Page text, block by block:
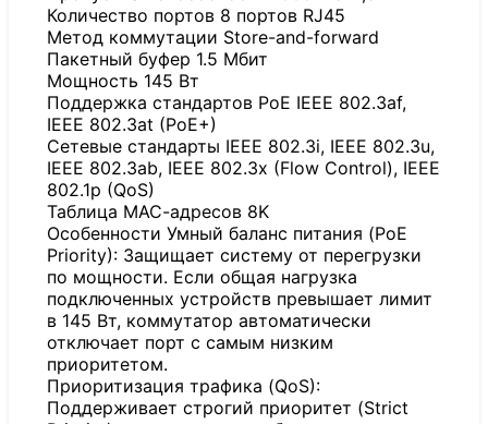
Количество портов 8 портов RJ45
Метод коммутации Store-and-forward
Пакетный буфер 1.5 Мбит
Мощность 145 Вт
Поддержка стандартов PoE IEEE 802.3af,
IEEE 802.3at (PoE+)
Сетевые стандарты IEEE 802.3i, IEEE 802.3u,
IEEE 802.3ab, IEEE 802.3x (Flow Control), IEEE
802.1p (QoS)
Таблица МАС-адресов 8K
Особенности Умный баланс питания (PoE
Priority): Защищает систему от перегрузки
по мощности. Если общая нагрузка
подключенных устройств превышает лимит
в 145 Вт, коммутатор автоматически
отключает порт с самым низким
приоритетом.
Приоритизация трафика (QoS):
Поддерживает строгий приоритет (Strict